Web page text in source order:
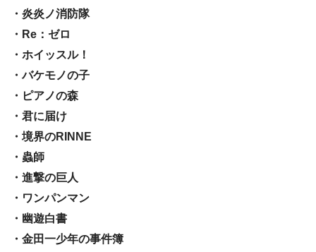
・炎炎ノ消防隊
・Re：ゼロ
・ホイッスル！
・バケモノの子
・ピアノの森
・君に届け
・境界のRINNE
・蟲師
・進撃の巨人
・ワンパンマン
・幽遊白書
・金田一少年の事件簿